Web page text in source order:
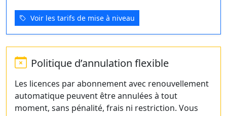
Voir les tarifs de mise à niveau
Politique d’annulation flexible
Les licences par abonnement avec renouvellement
automatique peuvent être annulées à tout
moment, sans pénalité, frais ni restriction. Vous